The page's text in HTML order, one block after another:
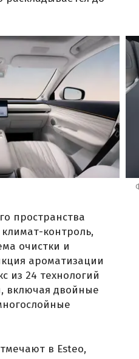
пространства
контроль,
очистки и
ароматизации
из 24 технологий
включая двойные
в Esteo,
Благодаря им
новых решений,
Среди них:
парковки RPA с
выбора
процессом
накладки на